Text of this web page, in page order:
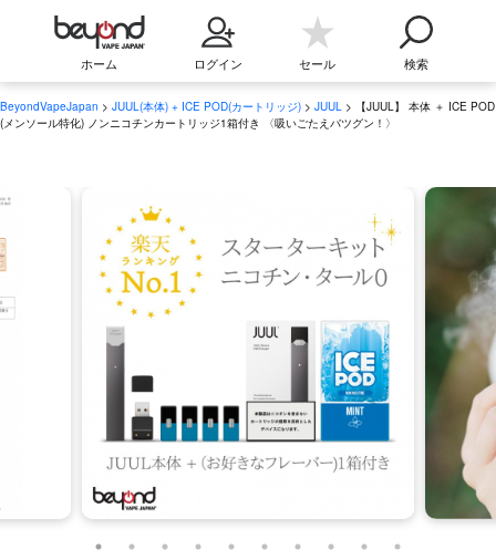
ホーム ログイン セール 検索
BeyondVapeJapan > JUUL(本体) + ICE POD(カートリッジ) > JUUL > 【JUUL】 本体 ＋ ICE POD
(メンソール特化) ノンニコチンカートリッジ1箱付き 〈吸いごたえバツグン！〉